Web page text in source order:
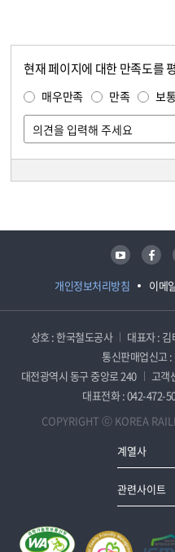
현재 페이지에 대한 만족도를
매우만족 만족 보통
개인정보처리방침 이메
유튜브 페이스북
상호 : 한국철도공사 대표자 : 김
통신판매업신고
대전광역시 동구 중앙로 240
고객
대표전화 : 042-472-
COPYRIGHT ⓒ KOREA
계열사
관련사이트